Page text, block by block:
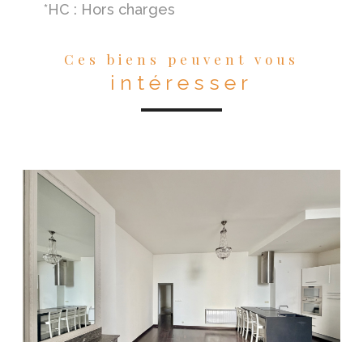
*HC : Hors charges
Ces biens peuvent vous
intéresser
VOIR LE BIEN